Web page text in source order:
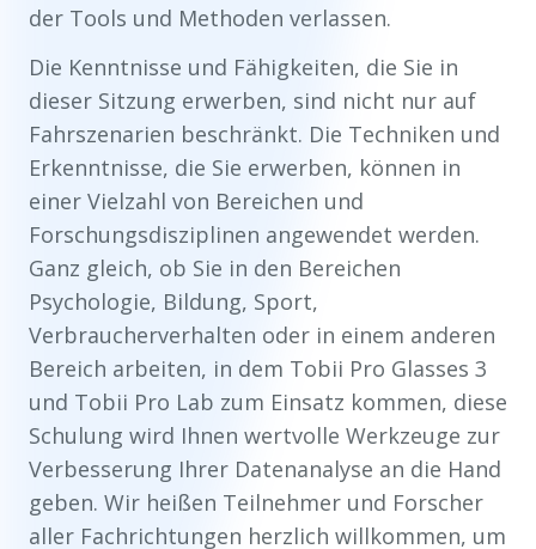
der Tools und Methoden verlassen.
Die Kenntnisse und Fähigkeiten, die Sie in
dieser Sitzung erwerben, sind nicht nur auf
Fahrszenarien beschränkt. Die Techniken und
Erkenntnisse, die Sie erwerben, können in
einer Vielzahl von Bereichen und
Forschungsdisziplinen angewendet werden.
Ganz gleich, ob Sie in den Bereichen
Psychologie, Bildung, Sport,
Verbraucherverhalten oder in einem anderen
Bereich arbeiten, in dem Tobii Pro Glasses 3
und Tobii Pro Lab zum Einsatz kommen, diese
Schulung wird Ihnen wertvolle Werkzeuge zur
Verbesserung Ihrer Datenanalyse an die Hand
geben. Wir heißen Teilnehmer und Forscher
aller Fachrichtungen herzlich willkommen, um